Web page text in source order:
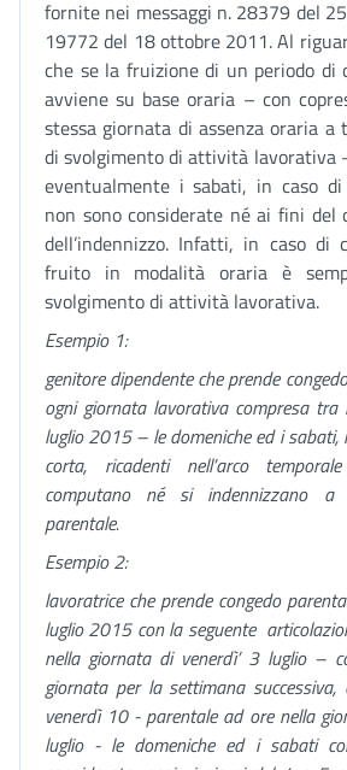
fornite nei messaggi n. 28379 del
19772 del 18 ottobre 2011. Al
che se la fruizione di un periodo di
avviene su base oraria – con
stessa giornata di assenza oraria a
di svolgimento di attività lavorativa
eventualmente i sabati, in caso
non sono considerate né ai fini del
dell’indennizzo. Infatti, in caso di
fruito in modalità oraria è
svolgimento di attività lavorativa.
Esempio 1:
genitore dipendente che prende
ogni giornata lavorativa compresa
luglio 2015 – le domeniche ed i sabati,
corta, ricadenti nell’arco
computano né si indennizzano
parentale.
Esempio 2:
lavoratrice che prende congedo
luglio 2015 con la seguente
nella giornata di venerdì’ 3 luglio –
giornata per la settimana
venerdì 10 - parentale ad ore nella
luglio - le domeniche ed i sabati